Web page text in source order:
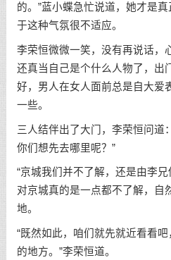
的。”蓝小蝶急忙说道，她才是
于这种气氛很不适应。
李荣恒微微一笑，没有再说话，
还真当自己是个什么人物了，出
好，男人在女人面前总是自大爱
一些。
三人结伴出了大门，李荣恒问道
你们想先去哪里呢？”
“京城我们并不了解，还是由李
对京城真的是一点都不了解，自
地。
“既然如此，咱们就先就近看看
的地方。”李荣恒道。